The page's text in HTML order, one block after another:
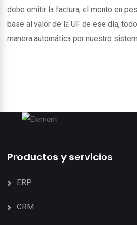
debe emitir la factura, el monto en
base al valor de la UF de ese día,
manera automática por nuestro
Productos y servicios
ERP
CRM